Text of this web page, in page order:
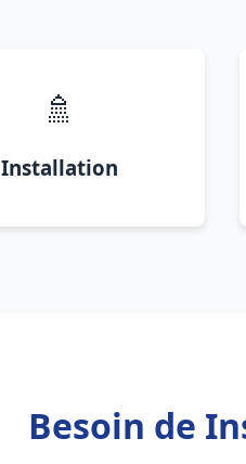
🚿
Installation
Besoin de